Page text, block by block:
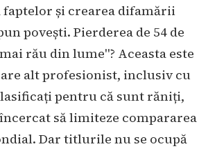
faptelor și crearea difamării
povești. Pierderea de 54 de
rău din lume"? Aceasta este
alt profesionist, inclusiv cu
pentru că sunt răniți,
să limiteze compararea
Dar titlurile nu se ocupă